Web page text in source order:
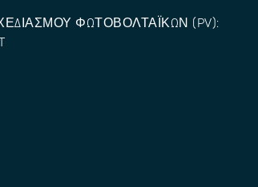
ΦΩΤΟΒΟΛΤΑΪΚΏΝ (PV):